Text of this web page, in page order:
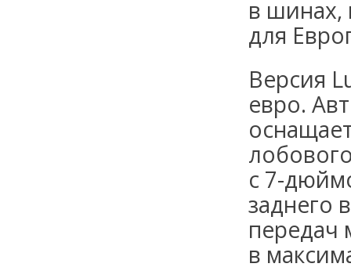
в шинах,
для
Версия
евро.
с 7-
заднего
передач
в